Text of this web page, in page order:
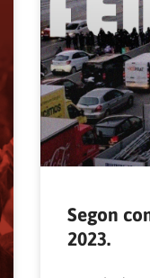
Segon
2023.